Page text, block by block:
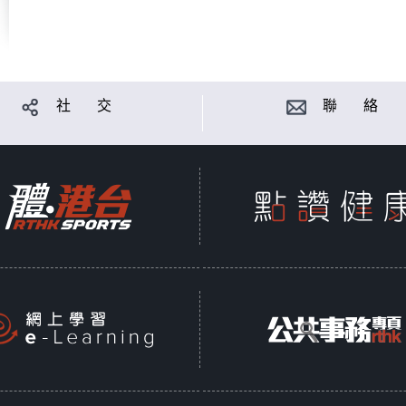
社 交 聯 絡